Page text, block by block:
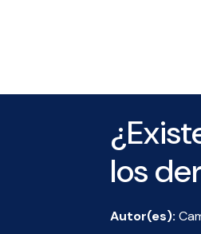
los
Autor(es):